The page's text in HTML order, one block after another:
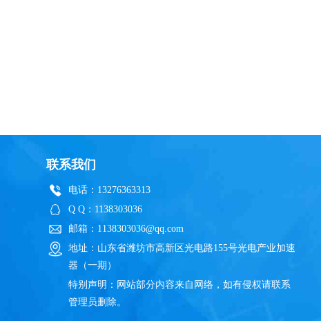
联系我们
电话：13276363313
Q Q：1138303036
邮箱：1138303036@qq.com
地址：山东省潍坊市高新区光电路155号光电产业加速
器（一期）
特别声明：网站部分内容来自网络，如有侵权请联系
管理员删除。